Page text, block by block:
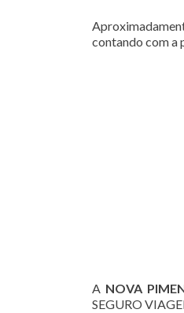
contando com a
A NOVA
SEGURO